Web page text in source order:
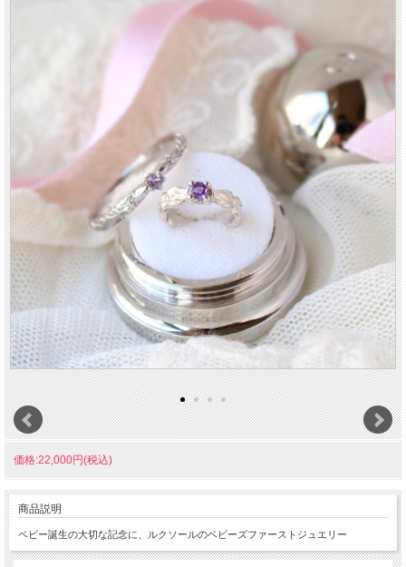
価格:22,000円(税込)
商品説明
ベビー誕生の大切な記念に、ルクソールのベビーズファーストジュエリー